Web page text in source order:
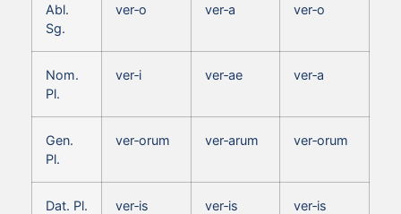
Abl.
Sg.
ver‑o ver‑a ver‑o
Nom.
Pl.
ver‑i ver‑ae ver‑a
Gen.
Pl.
ver‑orum ver‑arum ver‑orum
Dat. Pl. ver‑is ver‑is ver‑is